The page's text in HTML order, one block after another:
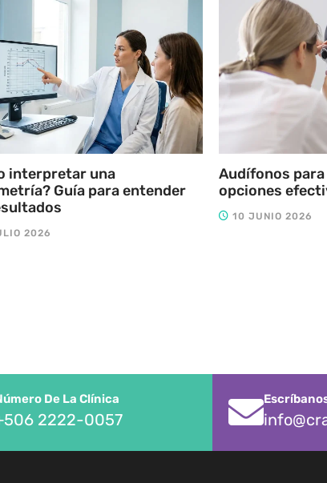
interpretar una
Guía para entender
2026
Audífonos
opciones
10 JUNIO 2026
De La Clínica
2222-0057